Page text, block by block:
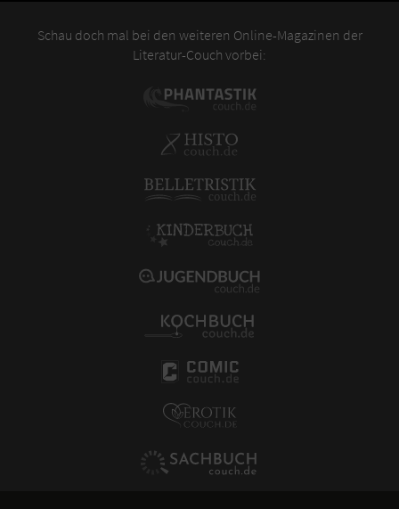
Schau doch mal bei den weiteren Online-Magazinen der
Literatur-Couch vorbei: